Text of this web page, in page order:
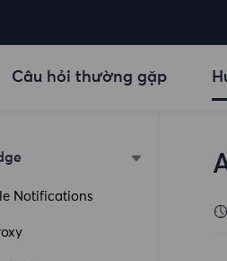
Câu hỏi thường gặp
Notifications